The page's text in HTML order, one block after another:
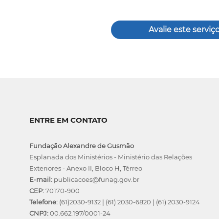
Avalie este
ENTRE EM CONTATO
Fundação Alexandre de Gusmão
Esplanada dos Ministérios - Ministério das Relações
Exteriores - Anexo II, Bloco H, Térreo
E-mail: publicacoes@funag.gov.br
CEP:70170-900
Telefone: (61)2030-9132 | (61) 2030-6820 | (61) 2030-9124
CNPJ:00.662.197/0001-24